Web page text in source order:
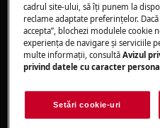
Ceasul nu poate
Se aplică la:
Cuptoare cu
Rezolvare:
1. La cuptoarele noi
cadrul site-ului, să îţi punem la
reclame adaptate preferinţelor.
accepta”, blochezi modulele cookie
experienţa de navigare și serviciile
multe informaţii, consultăAvizul
privind datele cu caracter
Setări cookie-uri